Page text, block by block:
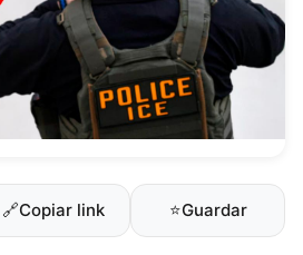
🔗Copiar link ⭐Guardar